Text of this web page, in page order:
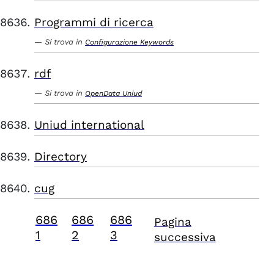
Programmi di ricerca
Si trova in Configurazione Keywords
rdf
Si trova in OpenData Uniud
Uniud international
Directory
cug
686
1
686
2
686
3
Pagina
successiva